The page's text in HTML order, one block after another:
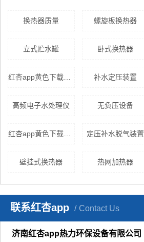
换热器质量 螺旋板换热器
立式贮水罐 卧式换热器
补水定压装置
高频电子水处理仪 无负压设备
定压补水脱气装置
壁挂式换热器 热网加热器
联系红杏app Contact Us
济南红杏app热力环保设备有限公司